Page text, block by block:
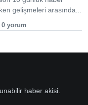
gelişmeleri arasında...
yorum
haber akisi.